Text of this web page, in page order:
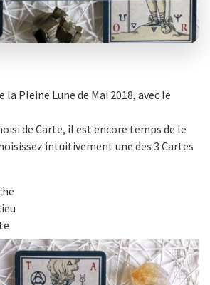
la Pleine Lune de Mai 2018, avec le
de Carte, il est encore temps de le
intuitivement une des 3 Cartes